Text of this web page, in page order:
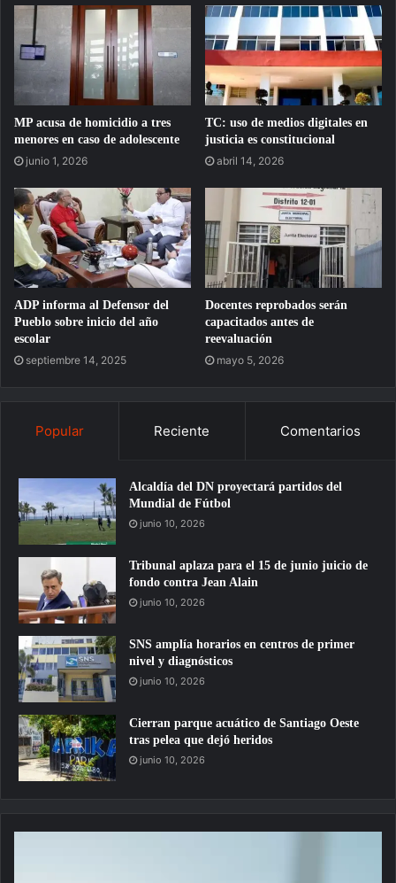
MP acusa de homicidio a tres
menores en caso de adolescente
junio 1, 2026
TC: uso de medios digitales en
justicia es constitucional
abril 14, 2026
ADP informa al Defensor del
Pueblo sobre inicio del año
escolar
septiembre 14, 2025
Docentes reprobados serán
capacitados antes de
reevaluación
mayo 5, 2026
Popular Reciente Comentarios
Alcaldía del DN proyectará partidos del
Mundial de Fútbol
junio 10, 2026
Tribunal aplaza para el 15 de junio juicio de
fondo contra Jean Alain
junio 10, 2026
SNS amplía horarios en centros de primer
nivel y diagnósticos
junio 10, 2026
Cierran parque acuático de Santiago Oeste
tras pelea que dejó heridos
junio 10, 2026